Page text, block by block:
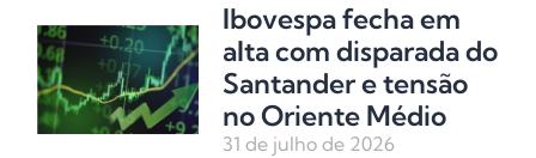
Ibovespa fecha em
alta com disparada do
Santander e tensão
no Oriente Médio
31 de julho de 2026